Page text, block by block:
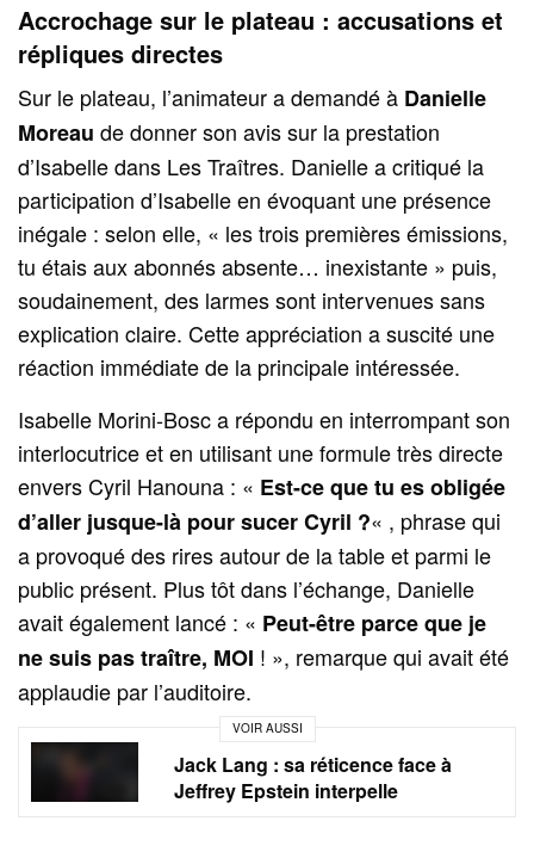
Accrochage sur le plateau : accusations et
répliques directes
Sur le plateau, l’animateur a demandé à Danielle
Moreau de donner son avis sur la prestation
d’Isabelle dans Les Traîtres. Danielle a critiqué la
participation d’Isabelle en évoquant une présence
inégale : selon elle, « les trois premières émissions,
tu étais aux abonnés absente… inexistante » puis,
soudainement, des larmes sont intervenues sans
explication claire. Cette appréciation a suscité une
réaction immédiate de la principale intéressée.
Isabelle Morini-Bosc a répondu en interrompant son
interlocutrice et en utilisant une formule très directe
envers Cyril Hanouna : « Est-ce que tu es obligée
d’aller jusque-là pour sucer Cyril ?« , phrase qui
a provoqué des rires autour de la table et parmi le
public présent. Plus tôt dans l’échange, Danielle
avait également lancé : « Peut-être parce que je
ne suis pas traître, MOI ! », remarque qui avait été
applaudie par l’auditoire.
VOIR AUSSI
Jack Lang : sa réticence face à
Jeffrey Epstein interpelle